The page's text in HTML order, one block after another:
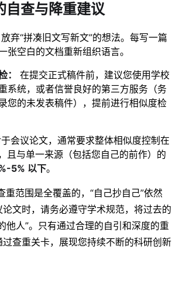
自查与降重建议
放弃“拼凑旧文写新文”的想法。每写一篇
张空白的文档重新组织语言。
：
在提交正式稿件前，建议您使用学校
系统，或者信誉良好的第三方服务（务
您的未发表稿件），提前进行相似度检
会议论文，通常要求整体相似度控制在
且与单一来源（包括您自己的前作）的
5% 以下。
重范围是全覆盖的，“自己抄自己”依然
文时，请务必遵守学术规范，将过去的
他人”。只有通过合理的自引和深度的重
查重关卡，展现您持续不断的科研创新